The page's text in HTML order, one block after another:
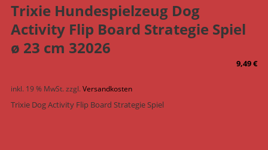
Trixie Hundespielzeug Dog
Activity Flip Board Strategie Spiel
ø 23 cm 32026
9,49€
inkl. 19 % MwSt.zzgl.Versandkosten
Trixie Dog Activity Flip Board Strategie Spiel